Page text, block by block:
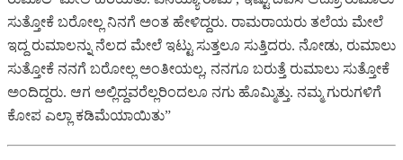
ಸುತ್ತೋಕೆ ಬರೋಲ್ಲ ನಿನಗೆ ಅಂತ ಹೇಳಿದ್ದರು. ರಾಮರಾಯರು ತಲೆಯ ಮೇಲೆ
ಇದ್ದ ರುಮಾಲನ್ನು ನೆಲದ ಮೇಲೆ ಇಟ್ಟು ಸುತ್ತಲೂ ಸುತ್ತಿದರು. ನೋಡು, ರುಮಾಲು
ಸುತ್ತೋಕೆ ನನಗೆ ಬರೋಲ್ಲ ಅಂತೀಯಲ್ಲ, ನನಗೂ ಬರುತ್ತೆ ರುಮಾಲು ಸುತ್ತೋಕೆ
ಅಂದಿದ್ದರು. ಆಗ ಅಲ್ಲಿದ್ದವರೆಲ್ಲರಿಂದಲೂ ನಗು ಹೊಮ್ಮಿತ್ತು. ನಮ್ಮ ಗುರುಗಳಿಗೆ
ಕೋಪ ಎಲ್ಲಾ ಕಡಿಮೆಯಾಯಿತು”